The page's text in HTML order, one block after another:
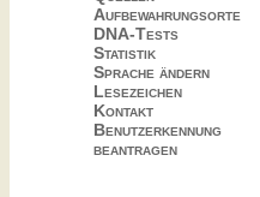
Aufbewahrungsorte
DNA-Tests
Statistik
Sprache ändern
Lesezeichen
Kontakt
Benutzerkennung
beantragen